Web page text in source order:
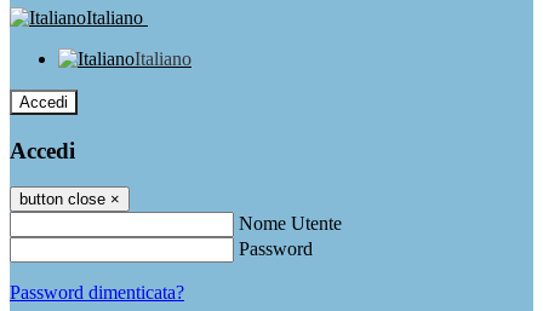
Italiano
Italiano
Accedi
Accedi
button close ×
Nome Utente
Password
Password dimenticata?